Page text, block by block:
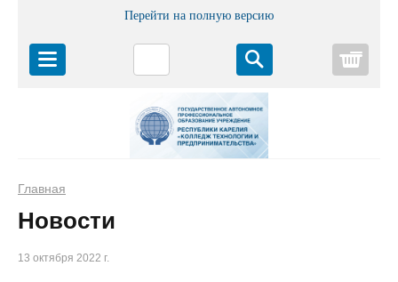
Перейти на полную версию
Главная
Новости
13 октября 2022 г.